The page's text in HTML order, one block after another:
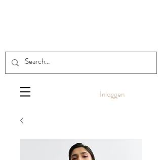
Inloggen